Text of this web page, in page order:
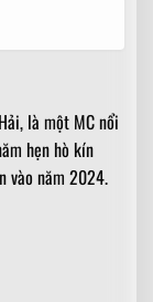
là một MC nổi
hẹn hò kín
vào năm 2024.